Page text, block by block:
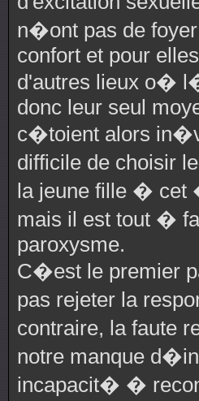
n�ont pas de
confort et pour
d'autres lieux o�
donc leur seul
c�toient alors
difficile de choisir
la jeune fille �
mais il est tout �
paroxysme.
C�est le premier
pas rejeter la
contraire, la
notre manque
incapacit� �